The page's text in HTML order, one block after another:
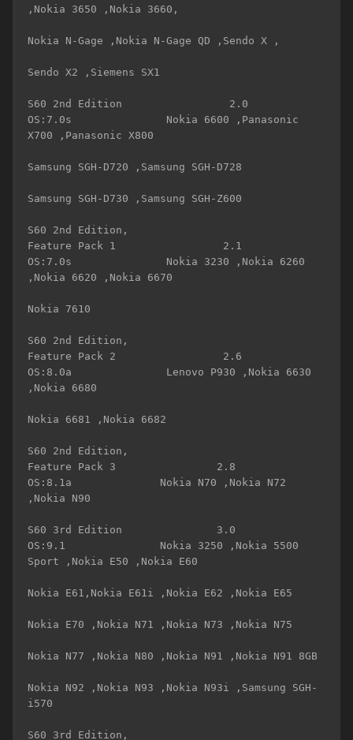
,Nokia 3650 ,Nokia 3660,
Nokia N-Gage ,Nokia N-Gage QD ,Sendo X ,
Sendo X2 ,Siemens SX1
S60 2nd Edition                 2.0
OS:7.0s               Nokia 6600 ,Panasonic
X700 ,Panasonic X800
Samsung SGH-D720 ,Samsung SGH-D728
Samsung SGH-D730 ,Samsung SGH-Z600
S60 2nd Edition,
Feature Pack 1                 2.1
OS:7.0s               Nokia 3230 ,Nokia 6260
,Nokia 6620 ,Nokia 6670
Nokia 7610
S60 2nd Edition,
Feature Pack 2                 2.6
OS:8.0a               Lenovo P930 ,Nokia 6630
,Nokia 6680
Nokia 6681 ,Nokia 6682
S60 2nd Edition,
Feature Pack 3                2.8
OS:8.1a              Nokia N70 ,Nokia N72
,Nokia N90
S60 3rd Edition               3.0
OS:9.1               Nokia 3250 ,Nokia 5500
Sport ,Nokia E50 ,Nokia E60
Nokia E61,Nokia E61i ,Nokia E62 ,Nokia E65
Nokia E70 ,Nokia N71 ,Nokia N73 ,Nokia N75
Nokia N77 ,Nokia N80 ,Nokia N91 ,Nokia N91 8GB
Nokia N92 ,Nokia N93 ,Nokia N93i ,Samsung SGH-
i570
S60 3rd Edition,